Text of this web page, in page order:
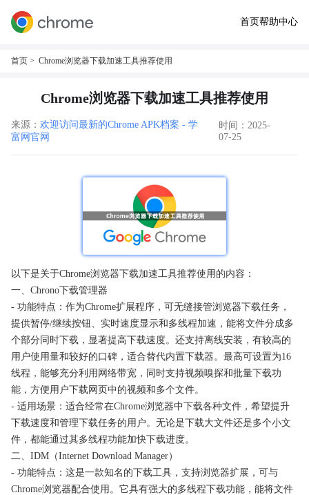
首页帮助中心
首页 > Chrome浏览器下载加速工具推荐使用
Chrome浏览器下载加速工具推荐使用
来源： 欢迎访问最新的Chrome APK档案 - 学
富网官网
时间：2025-
07-25
以下是关于Chrome浏览器下载加速工具推荐使用的内容：
一、Chrono下载管理器
- 功能特点：作为Chrome扩展程序，可无缝接管浏览器下载任务，
提供暂停/继续按钮、实时速度显示和多线程加速，能将文件分成多
个部分同时下载，显著提高下载速度。还支持离线安装，有较高的
用户使用量和较好的口碑，适合替代内置下载器。最高可设置为16
线程，能够充分利用网络带宽，同时支持视频嗅探和批量下载功
能，方便用户下载网页中的视频和多个文件。
- 适用场景：适合经常在Chrome浏览器中下载各种文件，希望提升
下载速度和管理下载任务的用户。无论是下载大文件还是多个小文
件，都能通过其多线程功能加快下载进度。
二、IDM（Internet Download Manager）
- 功能特点：这是一款知名的下载工具，支持浏览器扩展，可与
Chrome浏览器配合使用。它具有强大的多线程下载功能，能将文件